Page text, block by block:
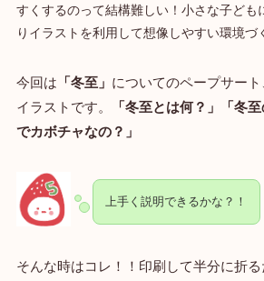
すくするのって結構難しい！小さな子ども
りイラストを利用して想像しやすい環境づ
今回は 「冬至」 についてのペープサー
イラストです。
「冬至とは何？」「冬
でカボチャなの？」
上手く説明できるかな？！
そんな時はコレ！！印刷して半分に折